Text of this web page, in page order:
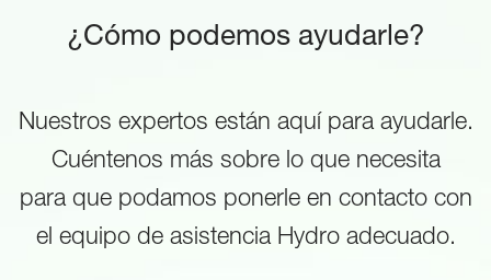
¿Cómo podemos ayudarle?
Nuestros expertos están aquí para ayudarle.
Cuéntenos más sobre lo que necesita
para que podamos ponerle en contacto con
el equipo de asistencia Hydro adecuado.